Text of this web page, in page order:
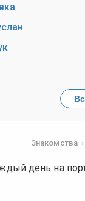
Знакомства
день на